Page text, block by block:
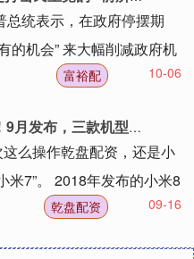
统表示，在政府停摆期
的机会” 来大幅削减政府机
10-06
富裕配
机型对标苹果iPhone 17系列
么操作乾盘配资，还是小
米7”。 2018年发布的小米8
09-16
乾盘配资